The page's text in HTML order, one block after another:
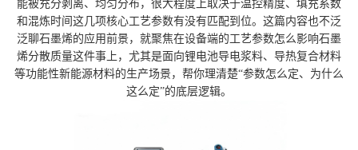
能被充分剥离、均匀分布，很大程度上取决于温控精度、填充系数
和混炼时间这几项核心工艺参数有没有匹配到位。这篇内容也不泛
泛聊石墨烯的应用前景，就聚焦在设备端的工艺参数怎么影响石墨
烯分散质量这件事上，尤其是面向锂电池导电浆料、导热复合材料
等功能性新能源材料的生产场景，帮你理清楚“参数怎么定、为什么
这么定”的底层逻辑。